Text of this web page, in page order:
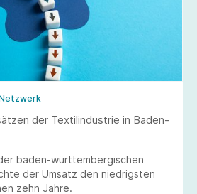
der Textilindustrie in Baden-
baden-württembergischen
der Umsatz den niedrigsten
zehn Jahre.